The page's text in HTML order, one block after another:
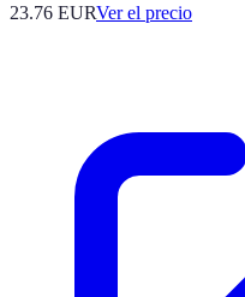
23.76 EURVer el precio